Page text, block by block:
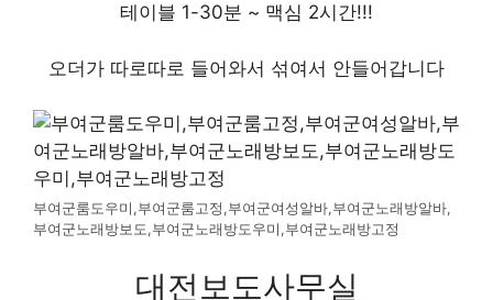
테이블 1-30분 ~ 맥심 2시간!!!
오더가 따로따로 들어와서 섞여서 안들어갑니다
부여군룸도우미,부여군룸고정,부여군여성알바,부여군노래방알바,
부여군노래방보도,부여군노래방도우미,부여군노래방고정
대전보도사무실